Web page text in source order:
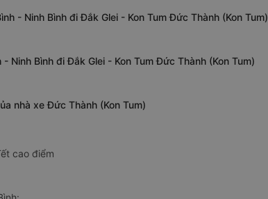
- Ninh Bình đi Đắk Glei - Kon Tum Đức Thành (Kon Tum)
Bình đi Đắk Glei - Kon Tum Đức Thành (Kon Tum)
nhà xe Đức Thành (Kon Tum)
cao điểm